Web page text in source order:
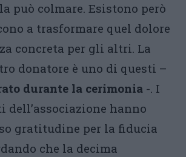
può colmare. Esistono però
a trasformare quel dolore
concreta per gli altri. La
donatore è uno di questi –
durante la cerimonia -. I
dell’associazione hanno
gratitudine per la fiducia
che la decima